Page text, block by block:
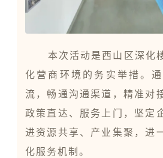
本次活动是西山区深化
化营商环境的务实举措。
流，畅通沟通渠道，精准对
政策直达、服务上门，坚定
进资源共享、产业集聚，进
化服务机制。